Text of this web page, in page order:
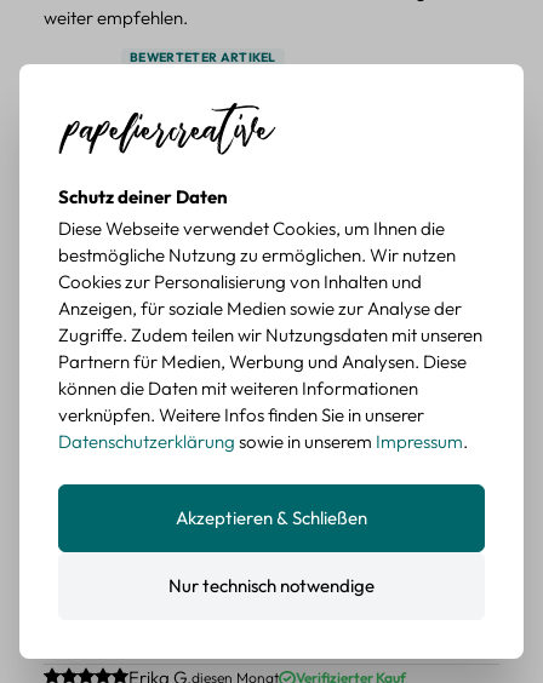
weiter empfehlen.
BEWERTETER ARTIKEL
mit botanischen Motiven
Schöne Motive
Tolle Motive, Briefmarken gehen zu vielen Projekten,
würde sie wieder kaufen.
BEWERTETER ARTIKEL
Retro Briefmarken Sticker Set – 45 Papier-
Sticker mit Wald- und Tiermotiven
Durchschnittliche Bewertung von 5 von 5 Sternen
Erika G.diesen Monat Verifizierter Kauf
Schöne Motive
verschiedene Motive
Durchschnittliche Bewertung von 5 von 5 Sternen
Erika G.diesen Monat Verifizierter Kauf
Schutz deiner Daten
Diese Webseite verwendet Cookies, um Ihnen die
bestmögliche Nutzung zu ermöglichen. Wir nutzen
Cookies zur Personalisierung von Inhalten und
Anzeigen, für soziale Medien sowie zur Analyse der
Zugriffe. Zudem teilen wir Nutzungsdaten mit unseren
Partnern für Medien, Werbung und Analysen. Diese
können die Daten mit weiteren Informationen
verknüpfen. Weitere Infos finden Sie in unserer
Datenschutzerklärung sowie in unserem Impressum.
Nur technisch notwendige
Akzeptieren & Schließen